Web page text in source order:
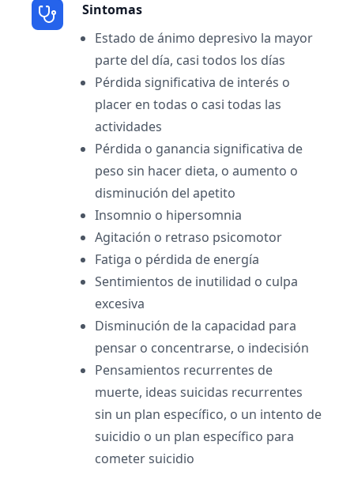
Sintomas
Estado de ánimo depresivo la mayor
parte del día, casi todos los días
Pérdida significativa de interés o
placer en todas o casi todas las
actividades
Pérdida o ganancia significativa de
peso sin hacer dieta, o aumento o
disminución del apetito
Insomnio o hipersomnia
Agitación o retraso psicomotor
Fatiga o pérdida de energía
Sentimientos de inutilidad o culpa
excesiva
Disminución de la capacidad para
pensar o concentrarse, o indecisión
Pensamientos recurrentes de
muerte, ideas suicidas recurrentes
sin un plan específico, o un intento de
suicidio o un plan específico para
cometer suicidio